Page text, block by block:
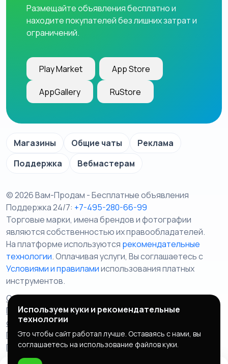
Размещайте объявления бесплатно и
находите покупателей без лишних затрат и
ограничений.
Play Market App Store
AppGallery RuStore
Магазины Общие чаты
Реклама
Поддержка
Вебмастерам
© 2026 Вам-Продам - Бесплатные объявления
Поддержка 24/7: +7-495-280-66-99
Торговые марки, имена брендов и фотографии
являются собственностью их правообладателей.
На платформе используются рекомендательные
технологии. Оплачивая услуги, Вы соглашаетесь c
Условиями и правиламииспользования платных
инструментов.
Отказ от ответственности
Правила сервиса
Политика конфиденциальности
Пользовательское
соглашение
Запрещенные товары/услуги
Правообладателям
Партнерская программа
Политика cookie
Используем куки и рекомендательные
технологии
Это чтобы сайт работал лучше. Оставаясь с нами, вы
соглашаетесь на использование файлов куки.